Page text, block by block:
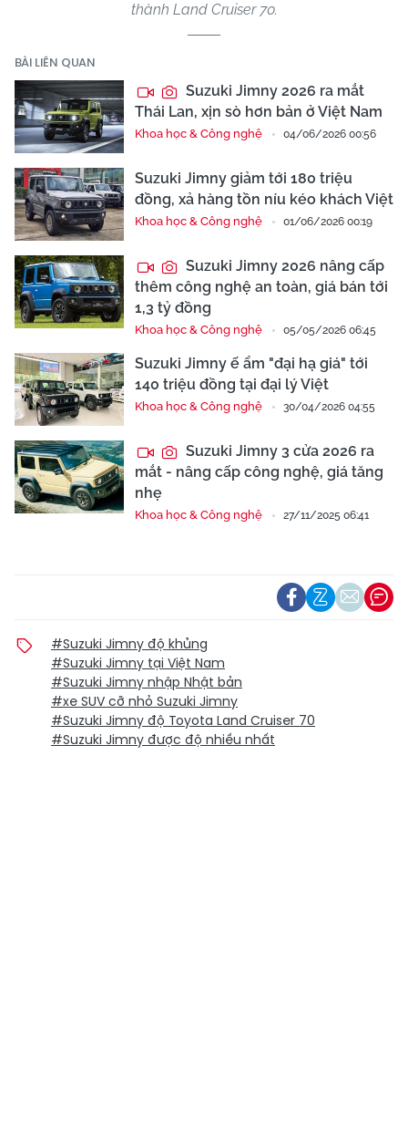
thành Land Cruiser 70.
BÀI LIÊN QUAN
Suzuki Jimny 2026 ra mắt
Thái Lan, xịn sò hơn bản ở Việt Nam
Khoa học & Công nghệ 04/06/2026 00:56
Suzuki Jimny giảm tới 180 triệu
đồng, xả hàng tồn níu kéo khách Việt
Khoa học & Công nghệ 01/06/2026 00:19
Suzuki Jimny 2026 nâng cấp
thêm công nghệ an toàn, giá bán tới
1,3 tỷ đồng
Khoa học & Công nghệ 05/05/2026 06:45
Suzuki Jimny ế ẩm "đại hạ giá" tới
140 triệu đồng tại đại lý Việt
Khoa học & Công nghệ 30/04/2026 04:55
Suzuki Jimny 3 cửa 2026 ra
mắt - nâng cấp công nghệ, giá tăng
nhẹ
Khoa học & Công nghệ 27/11/2025 06:41
#Suzuki Jimny độ khủng
#Suzuki Jimny tại Việt Nam
#Suzuki Jimny nhập Nhật bản
#xe SUV cỡ nhỏ Suzuki Jimny
#Suzuki Jimny độ Toyota Land Cruiser 70
#Suzuki Jimny được độ nhiều nhất